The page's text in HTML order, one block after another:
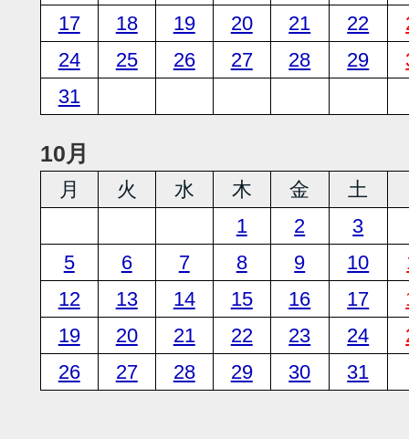
17
18 19 20 21 22
24
25 26 27 28 29
31
10月
月 火 水 木 金 土
1
2
3
5
6 7 8 9 10
12
13 14 15 16 17
19
20 21 22 23 24
26
27 28 29 30 31